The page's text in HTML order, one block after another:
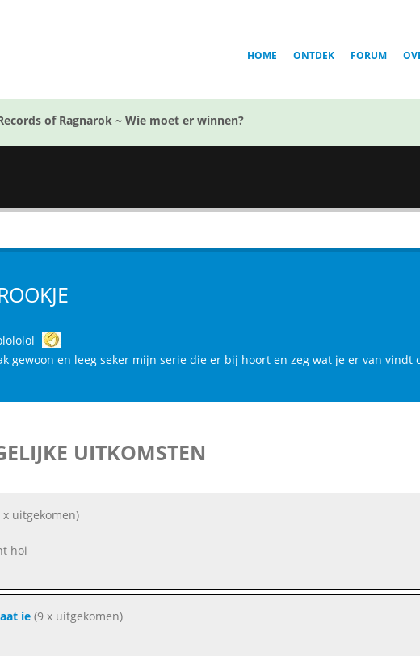
HOME ONTDEK FORUM
of Ragnarok ~ Wie moet er winnen?
gewoon en leeg seker mijn serie die er bij hoort en zeg wat je er van vindt
UITKOMSTEN
uitgekomen)
hoi
ie(9 x uitgekomen)